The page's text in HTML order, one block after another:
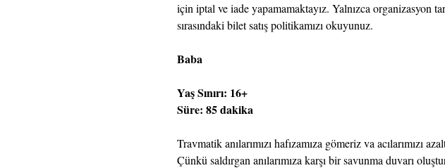
için iptal ve iade yapamamaktayız. Yalnızca organizasyon
sırasındaki bilet satış politikamızı okuyunuz.
Baba
Yaş Sınırı: 16+
Süre: 85 dakika
Travmatik anılarımızı hafızamıza gömeriz va acılarımızı
Çünkü saldırgan anılarımıza karşı bir savunma duvarı